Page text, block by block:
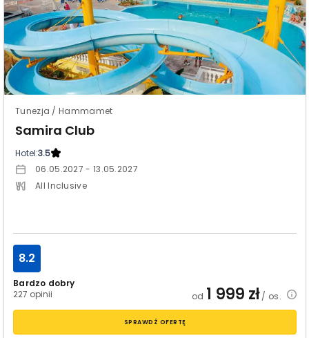
Tunezja / Hammamet
Samira Club
Hotel:3.5
06.05.2027 - 13.05.2027
All Inclusive
Bardzo dobry
227 opinii
8.2
od 1 999 zł/ os.
SPRAWDŹ OFERTĘ